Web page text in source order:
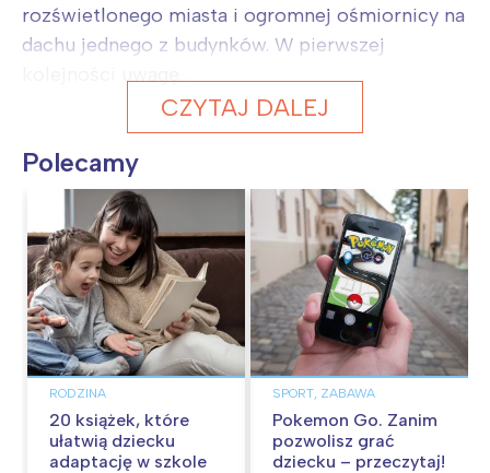
rozświetlonego miasta i ogromnej ośmiornicy na
dachu jednego z budynków. W pierwszej
CZYTAJ DALEJ
Polecamy
RODZINA
20 książek, które
ułatwią dziecku
adaptację w szkole
SPORT, ZABAWA
Pokemon Go. Zanim
pozwolisz grać
dziecku – przeczytaj!